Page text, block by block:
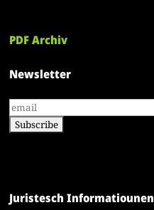
PDF Archiv
Newsletter
Juristesch Informatiounen